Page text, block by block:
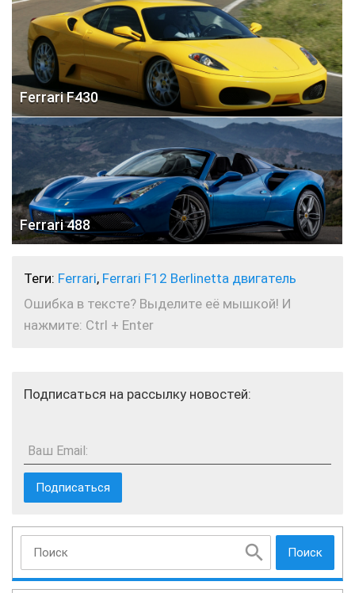
Поиск
Ferrari F430
Ferrari 488
Теги: Ferrari, Ferrari F12 Berlinetta двигатель
Ошибка в тексте? Выделите её мышкой! И
нажмите: Ctrl + Enter
Подписаться на рассылку новостей:
Ваш Email: